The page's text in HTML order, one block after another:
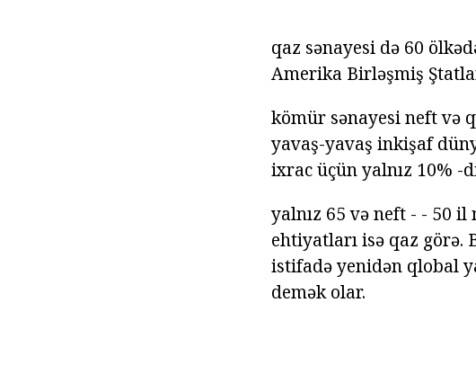
qaz sənayesi də 60
Amerika Birləşmiş
kömür sənayesi neft və
yavaş-yavaş inkişaf
ixrac üçün yalnız 10% -
yalnız 65 və neft - - 50
ehtiyatları isə qaz
istifadə yenidən qlobal
demək olar.